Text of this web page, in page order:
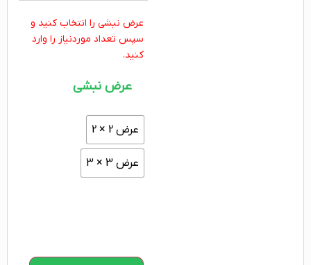
عرض نبشی را انتخاب کنید و
سپس تعداد موردنیاز را وارد
کنید.
عرض نبشی
عرض 2 × 2
عرض 3 × 3